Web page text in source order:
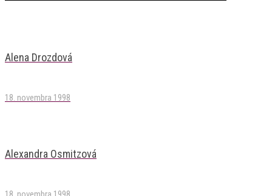
Alena Drozdová
18. novembra 1998
Alexandra Osmitzová